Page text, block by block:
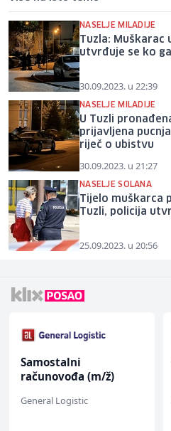
NASELJE MILADIJE
Tuzla: Muškarac
utvrđuje se ko
30.09.2023. u 22:39
NASELJE MILADIJE
U Tuzli
prijavljena
riječ o ubistvu
30.09.2023. u 21:27
NASELJE SOLANA
Tijelo muškarca
Tuzli, policija
25.09.2023. u 20:56
Samostalni
računovođa (m/ž)
General Logistic